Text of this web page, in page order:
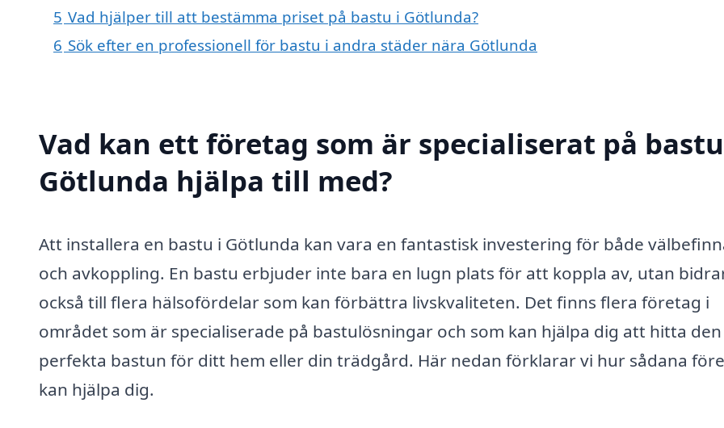
5 Vad hjälper till att bestämma priset på bastu i Götlunda?
6 Sök efter en professionell för bastu i andra städer nära Götlunda
Vad kan ett företag som är specialiserat på
Götlunda hjälpa till med?
Att installera en bastu i Götlunda kan vara en fantastisk investering för både
och avkoppling. En bastu erbjuder inte bara en lugn plats för att koppla av, utan
också till flera hälsofördelar som kan förbättra livskvaliteten. Det finns flera företag i
området som är specialiserade på bastulösningar och som kan hjälpa dig att hitta den
perfekta bastun för ditt hem eller din trädgård. Här nedan förklarar vi hur sådana
kan hjälpa dig.